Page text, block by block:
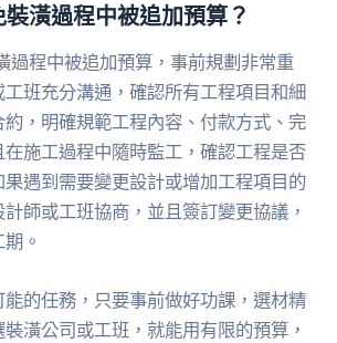
潢過程中被追加預算？
過程中被追加預算，事前規劃非常重
班充分溝通，確認所有工程項目和細
，明確規範工程內容、付款方式、完
施工過程中隨時監工，確認工程是否
遇到需要變更設計或增加工程項目的
師或工班協商，並且簽訂變更協議，
。
的任務，只要事前做好功課，選材精
潢公司或工班，就能用有限的預算，